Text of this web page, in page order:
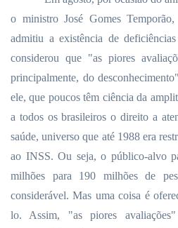
o ministro José Gomes
admitiu a existência de
considerou que "as piores
principalmente, do
ele, que poucos têm ciência da
a todos os brasileiros o direito a
saúde, universo que até 1988 era
ao INSS. Ou seja, o público-alvo
milhões para 190 milhões de
considerável. Mas uma coisa é
lo. Assim, "as piores avaliações"